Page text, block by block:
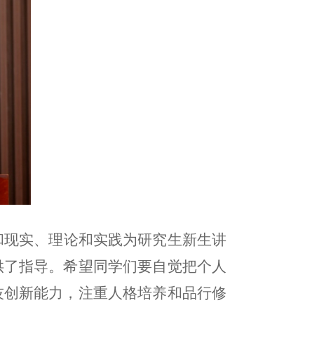
实、理论和实践为研究生新生讲
指导。希望同学们要自觉把个人
新能力，注重人格培养和品行修